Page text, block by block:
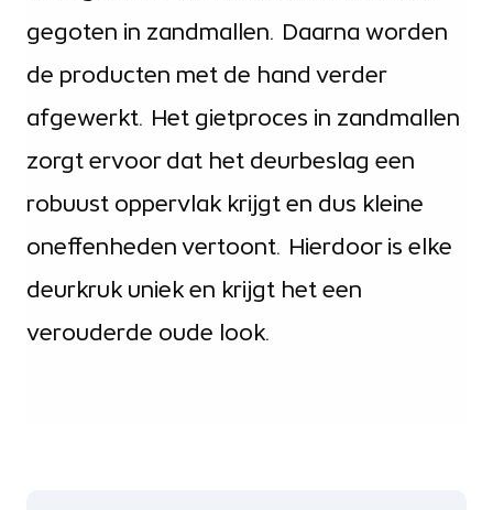
gegoten in zandmallen. Daarna worden
de producten met de hand verder
afgewerkt. Het gietproces in zandmallen
zorgt ervoor dat het deurbeslag een
robuust oppervlak krijgt en dus kleine
oneffenheden vertoont. Hierdoor is elke
deurkruk uniek en krijgt het een
verouderde oude look.